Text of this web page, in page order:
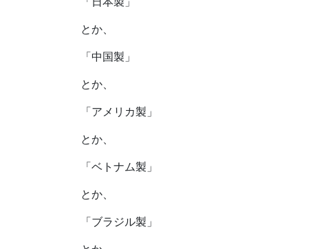
とか、
「中国製」
とか、
「アメリカ製」
とか、
「ベトナム製」
とか、
「ブラジル製」